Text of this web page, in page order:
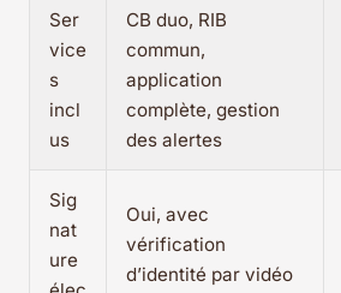
Ser
vice
s
incl
us
CB duo, RIB
commun,
application
complète, gestion
des alertes
Sig
nat
ure
Oui, avec
vérification
d’identité par vidéo